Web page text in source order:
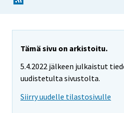
Tämä sivu on arkistoitu.
5.4.2022 jälkeen julkaistut
uudistetulta sivustolta.
Siirry uudelle tilastosivulle